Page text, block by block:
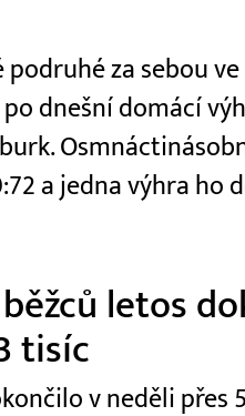
za sebou
dnešní domácí
a jedna výhra ho
letos
tisíc
v neděli přes